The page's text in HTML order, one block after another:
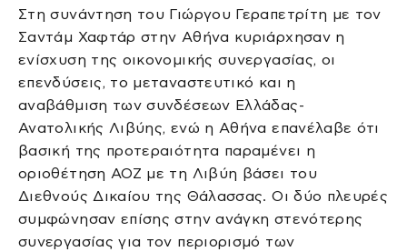
Στη συνάντηση του Γιώργου Γεραπετρίτη με τον
Σαντάμ Χαφτάρ στην Αθήνα κυριάρχησαν η
ενίσχυση της οικονομικής συνεργασίας, οι
επενδύσεις, το μεταναστευτικό και η
αναβάθμιση των συνδέσεων Ελλάδας-
Ανατολικής Λιβύης, ενώ η Αθήνα επανέλαβε ότι
βασική της προτεραιότητα παραμένει η
οριοθέτηση ΑΟΖ με τη Λιβύη βάσει του
Διεθνούς Δικαίου της Θάλασσας. Οι δύο πλευρές
συμφώνησαν επίσης στην ανάγκη στενότερης
συνεργασίας για τον περιορισμό των